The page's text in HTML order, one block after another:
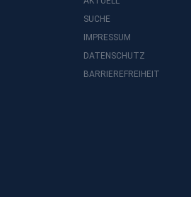
SUCHE
IMPRESSUM
DATENSCHUTZ
BARRIEREFREIHEIT